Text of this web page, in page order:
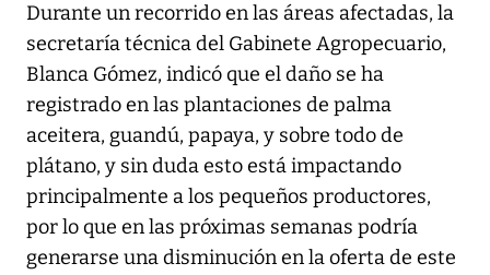
Durante un recorrido en las áreas afectadas, la
secretaría técnica del Gabinete Agropecuario,
Blanca Gómez, indicó que el daño se ha
registrado en las plantaciones de palma
aceitera, guandú, papaya, y sobre todo de
plátano, y sin duda esto está impactando
principalmente a los pequeños productores,
por lo que en las próximas semanas podría
generarse una disminución en la oferta de este